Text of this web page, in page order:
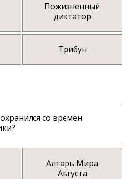
Пожизненный
диктатор
Трибун
со времен
Алтарь Мира
Августа